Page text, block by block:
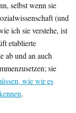
selbst wenn sie
(und
ich sie verstehe, ist
etablierte
ab und an auch
sie
wie wir es
.